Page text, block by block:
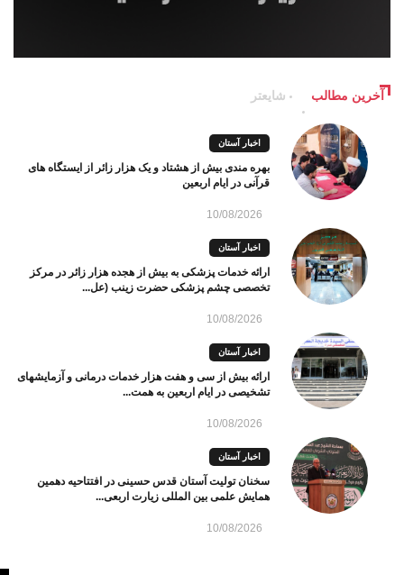
آخرین مطالب شایعتر
اخبار آستان
بهره مندی بیش از هشتاد و یک هزار زائر از ایستگاه های
قرآنی در ایام اربعین
10/08/2026
اخبار آستان
ارائه خدمات پزشکی به بیش از هجده هزار زائر در مرکز
تخصصی چشم پزشکی حضرت زینب (عل...
10/08/2026
اخبار آستان
ارائه بیش از سی و هفت هزار خدمات درمانی و آزمایشهای
تشخیصی در ایام اربعین به همت...
10/08/2026
اخبار آستان
سخنان تولیت آستان قدس حسینی در افتتاحیه دهمین
همایش علمی بین ‌المللی زیارت اربعی...
10/08/2026